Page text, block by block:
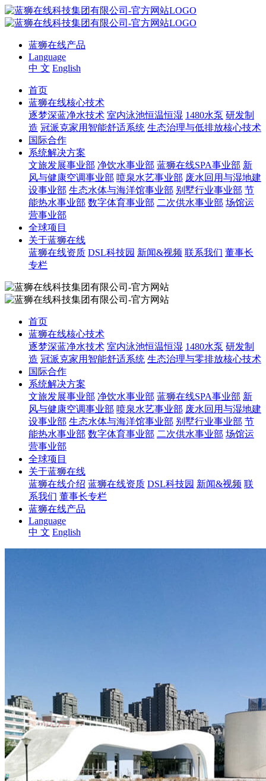
蓝狮在线产品
Language
中 文 English
首页
蓝狮在线核心技术
逐梦深蓝净水技术 室内泳池恒温恒湿 1480水泵 研发制
造 冠派克家用智能舒适系统 生态治理与低排放核心技术
国际合作
系统解决方案
文旅发展事业部 净饮水事业部 蓝狮在线SPA事业部 新
风与健康空调事业部 喷泉水艺事业部 废水回用与湿地建
设事业部 生态水体与海洋馆事业部 别墅行业事业部 节
能热水事业部 数字体育事业部 二次供水事业部 场馆运
营事业部
全球项目
关于蓝狮在线
蓝狮在线资质 DSL科技园 新闻&视频 联系我们 董事长
专栏
首页
蓝狮在线核心技术
逐梦深蓝净水技术 室内泳池恒温恒湿 1480水泵 研发制
造 冠派克家用智能舒适系统 生态治理与零排放核心技术
国际合作
系统解决方案
文旅发展事业部 净饮水事业部 蓝狮在线SPA事业部 新
风与健康空调事业部 喷泉水艺事业部 废水回用与湿地建
设事业部 生态水体与海洋馆事业部 别墅行业事业部 节
能热水事业部 数字体育事业部 二次供水事业部 场馆运
营事业部
全球项目
关于蓝狮在线
蓝狮在线介绍 蓝狮在线资质 DSL科技园 新闻&视频 联
系我们 董事长专栏
蓝狮在线产品
Language
中 文 English